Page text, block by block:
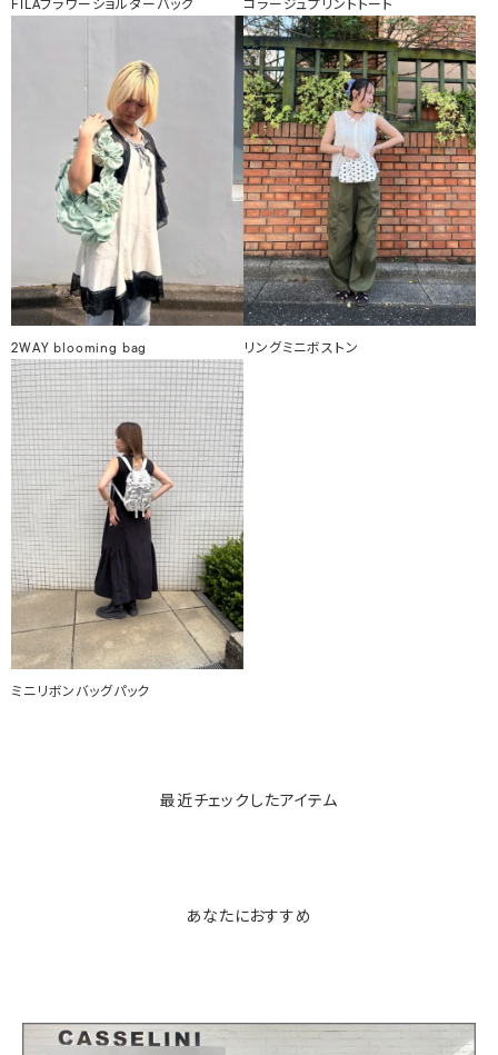
FILAフラワーショルダーバッグ コラージュプリントトート
2WAY blooming bag リングミニボストン
ミニリボンバッグパック
最近チェックしたアイテム
あなたにおすすめ